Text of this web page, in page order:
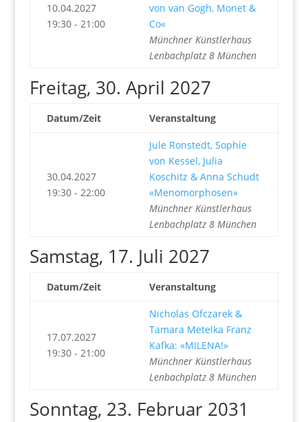
10.04.2027
19:30 - 21:00
von van Gogh, Monet &
Co«
Münchner Künstlerhaus
Lenbachplatz 8 München
Freitag, 30. April 2027
Datum/Zeit Veranstaltung
30.04.2027
19:30 - 22:00
Jule Ronstedt, Sophie
von Kessel, Julia
Koschitz & Anna Schudt
«Menomorphosen»
Münchner Künstlerhaus
Lenbachplatz 8 München
Samstag, 17. Juli 2027
Datum/Zeit Veranstaltung
17.07.2027
19:30 - 21:00
Nicholas Ofczarek &
Tamara Metelka Franz
Kafka: «MILENA!»
Münchner Künstlerhaus
Lenbachplatz 8 München
Sonntag, 23. Februar 2031